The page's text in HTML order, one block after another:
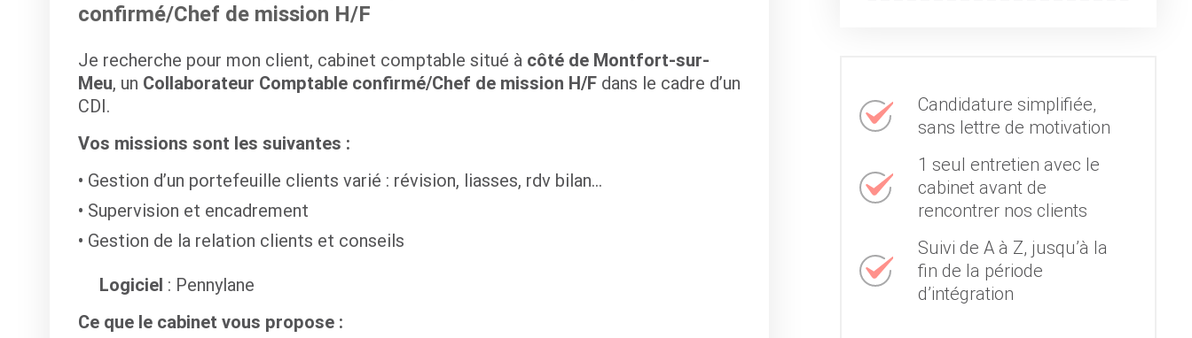
confirmé/Chef de mission H/F
Je recherche pour mon client, cabinet comptable situé à côté de Montfort-sur-
Meu, un Collaborateur Comptable confirmé/Chef de mission H/Fdans le cadre d’un
CDI.
Vos missions sont les suivantes :
Gestion d’un portefeuille clients varié : révision, liasses, rdv bilan…
Supervision et encadrement
Gestion de la relation clients et conseils
Logiciel : Pennylane
Ce que le cabinet vous propose :
Candidature simplifiée,
sans lettre de motivation
1 seul entretien avec le
cabinet avant de
rencontrer nos clients
Suivi de A à Z, jusqu’à la
fin de la période
d’intégration